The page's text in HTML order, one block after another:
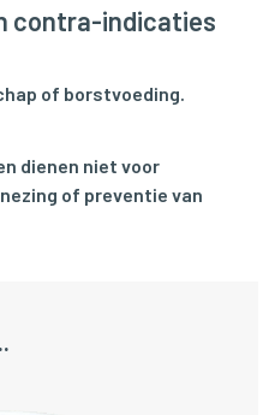
contra-indicaties
of borstvoeding.
dienen niet voor
of preventie van